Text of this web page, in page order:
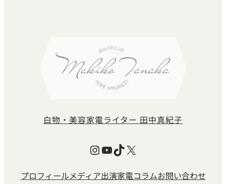
白物・美容家電ライター 田中真紀子
Instagram
YouTube
TikTok
X
プロフィールメディア出演家電コラムお問い合わせ